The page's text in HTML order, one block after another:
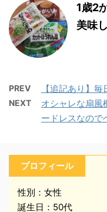
1歳2
美味
PREV 【追記あり】
NEXT
オシャレな扇風
ードレスなので
プロフィール
性別：女性
誕生日：50代